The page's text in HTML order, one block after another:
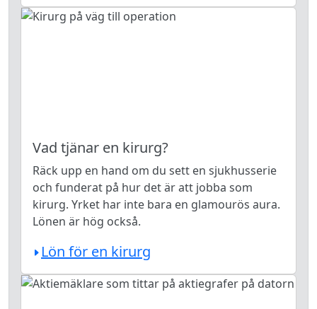
Vad tjänar en kirurg?
Räck upp en hand om du sett en sjukhusserie
och funderat på hur det är att jobba som
kirurg. Yrket har inte bara en glamourös aura.
Lönen är hög också.
Lön för en kirurg